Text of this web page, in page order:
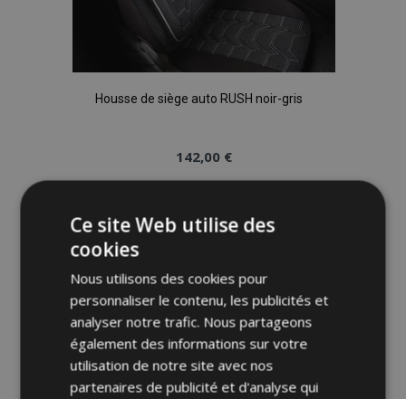
Housse de siège auto RUSH noir-gris
142,00 €
Ajouter
à la
liste
d'achats
Ce site Web utilise des
cookies
Nous utilisons des cookies pour
personnaliser le contenu, les publicités et
analyser notre trafic. Nous partageons
également des informations sur votre
utilisation de notre site avec nos
partenaires de publicité et d'analyse qui